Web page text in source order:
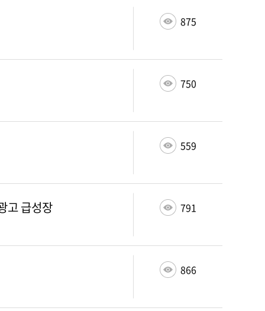
875
750
559
고 급성장 791
866